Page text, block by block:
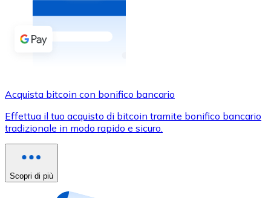
Acquista con contanti
Bonifico SEPA
Usa le carte Visa e Mastercard per acquistare
Acquista con carta
Acquista bitcoin con bonifico bancario
Effettua il tuo acquisto di bitcoin tramite bonifico bancario
tradizionale in modo rapido e sicuro.
Scopri di più